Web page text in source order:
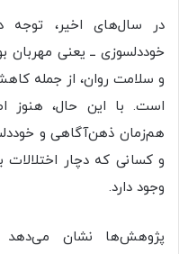
در سال‌های اخیر، توجه
خوددلسوزی ــ یعنی
و سلامت روان، از جمله
است. با این حال، هنوز
هم‌زمان ذهن‌آگاهی و
و کسانی که دچار اختلالات
وجود دارد.
پژوهش‌ها نشان